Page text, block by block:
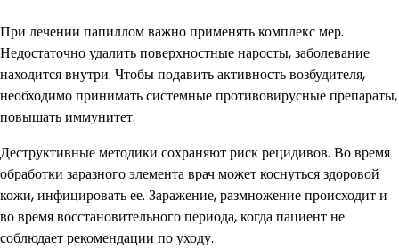
При лечении папиллом важно применять комплекс мер.
Недостаточно удалить поверхностные наросты, заболевание
находится внутри. Чтобы подавить активность возбудителя,
необходимо принимать системные противовирусные препараты,
повышать иммунитет.
Деструктивные методики сохраняют риск рецидивов. Во время
обработки заразного элемента врач может коснуться здоровой
кожи, инфицировать ее. Заражение, размножение происходит и
во время восстановительного периода, когда пациент не
соблюдает рекомендации по уходу.